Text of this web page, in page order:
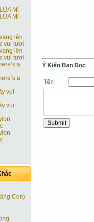
MÌ
MÌ
lên
vui tươi
lên
vui tươi
a
a
vui
vui
Con)
Ý Kiến Bạn Ðọc
Tên